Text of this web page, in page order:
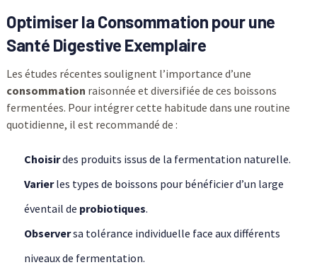
Optimiser la Consommation pour une
Santé Digestive Exemplaire
Les études récentes soulignent l’importance d’une
consommation raisonnée et diversifiée de ces boissons
fermentées. Pour intégrer cette habitude dans une routine
quotidienne, il est recommandé de :
Choisirdes produits issus de la fermentation naturelle.
Varierles types de boissons pour bénéficier d’un large
éventail de probiotiques.
Observersa tolérance individuelle face aux différents
niveaux de fermentation.